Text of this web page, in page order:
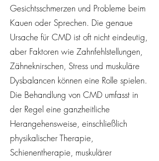
Gesichtsschmerzen und Probleme beim
Kauen oder Sprechen. Die genaue
Ursache für CMD ist oft nicht eindeutig,
aber Faktoren wie Zahnfehlstellungen,
Zähneknirschen, Stress und muskuläre
Dysbalancen können eine Rolle spielen.
Die Behandlung von CMD umfasst in
der Regel eine ganzheitliche
Herangehensweise, einschließlich
physikalischer Therapie,
Schienentherapie, muskulärer